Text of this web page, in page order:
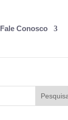
Fale Conosco